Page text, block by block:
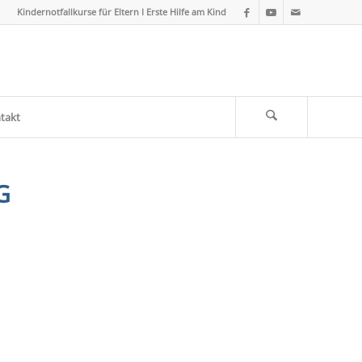
Kindernotfallkurse für Eltern I Erste Hilfe am Kind